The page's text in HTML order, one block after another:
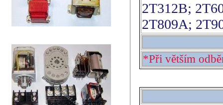
2Т312В;
2Т809А;
*Při větším